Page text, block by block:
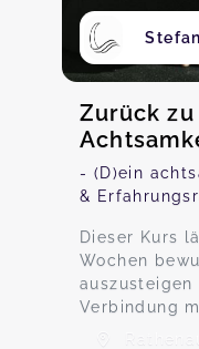
Zurück
- (D)ein
&
Dieser Kurs
Wochen
Verbindung